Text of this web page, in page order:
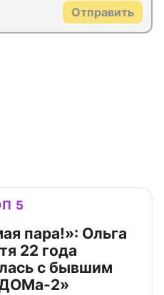
Отправить
5
пара!»: Ольга
22 года
с бывшим
2»